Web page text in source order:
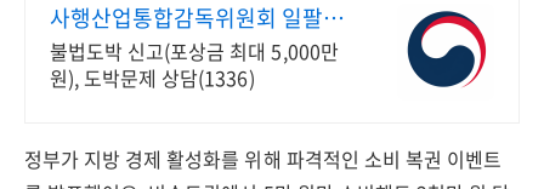
사행산업통합감독위원회 일팔오
오 공일일이
불법도박 신고(포상금 최대 5,000만
원), 도박문제 상담(1336)
정부가 지방 경제 활성화를 위해 파격적인 소비 복권 이벤트